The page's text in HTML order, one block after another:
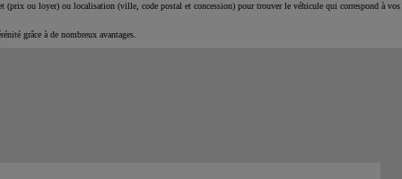
(prix ou loyer) ou localisation (ville, code postal et concession) pour trouver le véhicule qui correspond à vos
grâce à de nombreux avantages.